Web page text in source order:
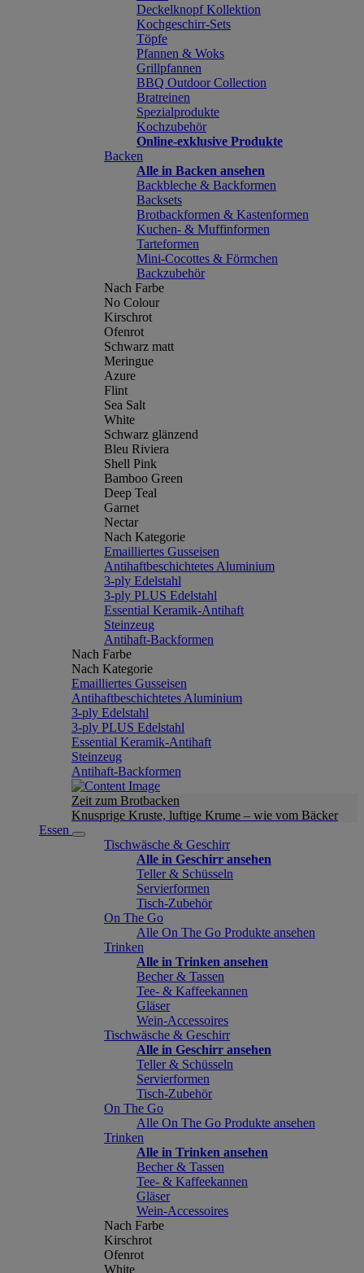
Deckelknopf Kollektion
Kochgeschirr-Sets
Töpfe
Pfannen & Woks
Grillpfannen
BBQ Outdoor Collection
Bratreinen
Spezialprodukte
Kochzubehör
Online-exklusive Produkte
Backen
Alle in Backen ansehen
Backbleche & Backformen
Backsets
Brotbackformen & Kastenformen
Kuchen- & Muffinformen
Tarteformen
Mini-Cocottes & Förmchen
Backzubehör
Nach Farbe
No Colour
Kirschrot
Ofenrot
Schwarz matt
Meringue
Azure
Flint
Sea Salt
White
Schwarz glänzend
Bleu Riviera
Shell Pink
Bamboo Green
Deep Teal
Garnet
Nectar
Nach Kategorie
Emailliertes Gusseisen
Antihaftbeschichtetes Aluminium
3-ply Edelstahl
3-ply PLUS Edelstahl
Essential Keramik-Antihaft
Steinzeug
Antihaft-Backformen
Nach Farbe
Nach Kategorie
Emailliertes Gusseisen
Antihaftbeschichtetes Aluminium
3-ply Edelstahl
3-ply PLUS Edelstahl
Essential Keramik-Antihaft
Steinzeug
Antihaft-Backformen
Zeit zum Brotbacken
Knusprige Kruste, luftige Krume – wie vom Bäcker
Essen
Tischwäsche & Geschirr
Alle in Geschirr ansehen
Teller & Schüsseln
Servierformen
Tisch-Zubehör
On The Go
Alle On The Go Produkte ansehen
Trinken
Alle in Trinken ansehen
Becher & Tassen
Tee- & Kaffeekannen
Gläser
Wein-Accessoires
Tischwäsche & Geschirr
Alle in Geschirr ansehen
Teller & Schüsseln
Servierformen
Tisch-Zubehör
On The Go
Alle On The Go Produkte ansehen
Trinken
Alle in Trinken ansehen
Becher & Tassen
Tee- & Kaffeekannen
Gläser
Wein-Accessoires
Nach Farbe
Kirschrot
Ofenrot
White